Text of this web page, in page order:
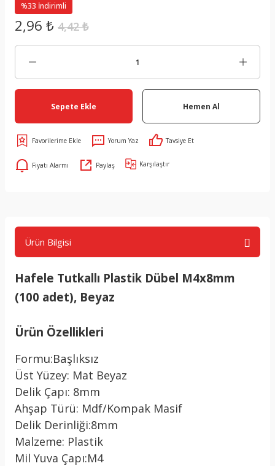
%33 İndirimli
2,96 ₺ 4,42 ₺
Sepete Ekle Hemen Al
Yorum Yaz Tavsiye Et
Fiyatı Alarmı Paylaş Karşılaştır
Ürün Bilgisi
Hafele Tutkallı Plastik Dübel M4x8mm
(100 adet), Beyaz
Ürün Özellikleri
Formu:Başlıksız
Üst Yüzey: Mat Beyaz
Delik Çapı: 8mm
Ahşap Türü: Mdf/Kompak Masif
Delik Derinliği:8mm
Malzeme: Plastik
Mil Yuva Çapı:M4